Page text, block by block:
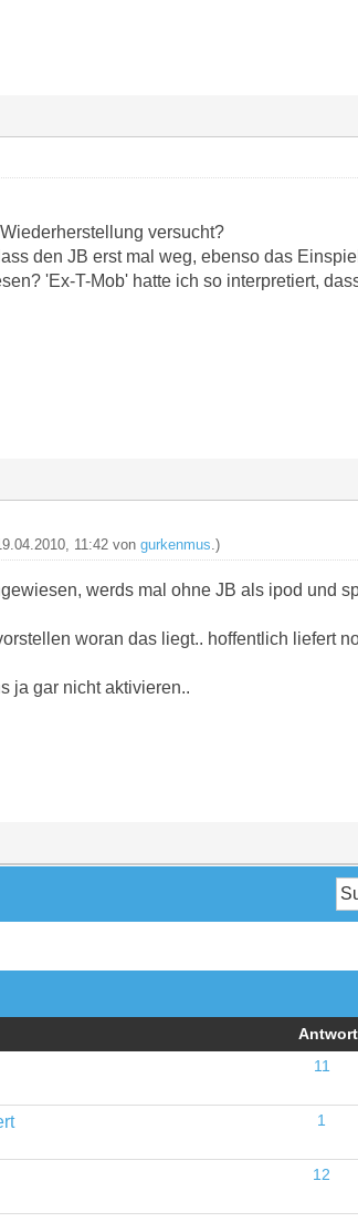
versucht?
den JB erst mal weg, ebenso das
'Ex-T-Mob' hatte ich so interpretiert,
11:42 von gurkenmus .)
werds mal ohne JB als ipod und
woran das liegt.. hoffentlich liefert
ja gar nicht aktivieren..
11
1
12